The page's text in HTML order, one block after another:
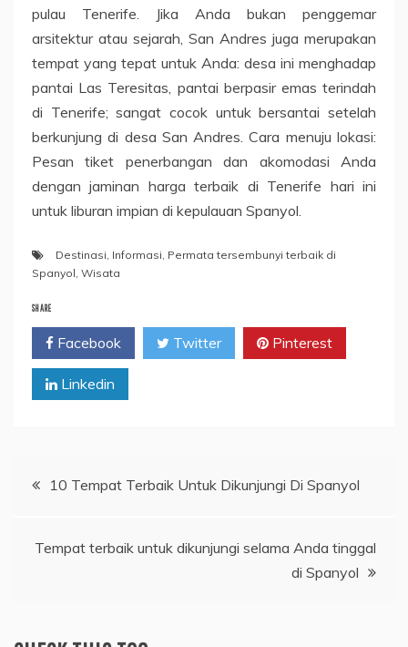
pulau Tenerife. Jika Anda bukan penggemar
arsitektur atau sejarah, San Andres juga merupakan
tempat yang tepat untuk Anda: desa ini menghadap
pantai Las Teresitas, pantai berpasir emas terindah
di Tenerife; sangat cocok untuk bersantai setelah
berkunjung di desa San Andres. Cara menuju lokasi:
Pesan tiket penerbangan dan akomodasi Anda
dengan jaminan harga terbaik di Tenerife hari ini
untuk liburan impian di kepulauan Spanyol.
Destinasi, Informasi, Permata tersembunyi terbaik di
Spanyol, Wisata
SHARE
Facebook Twitter Pinterest
Linkedin
Post10 Tempat Terbaik Untuk Dikunjungi Di Spanyol
Tempat terbaik untuk dikunjungi selama Anda tinggal
di Spanyol